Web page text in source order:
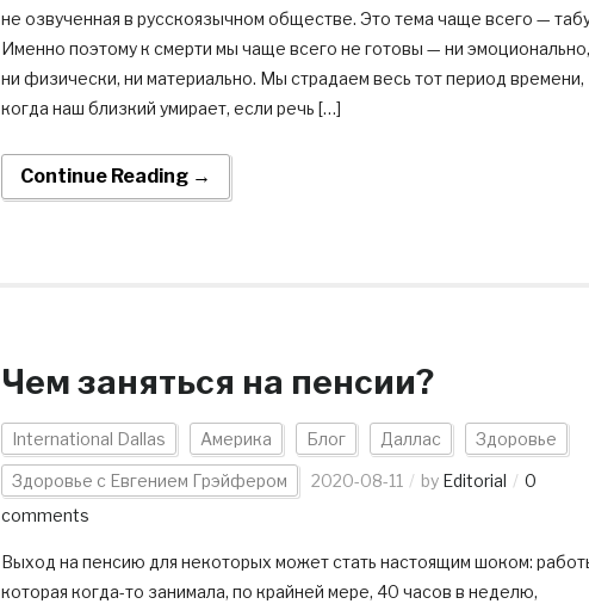
не озвученная в русскоязычном обществе. Это тема чаще всего —
Именно поэтому к смерти мы чаще всего не готовы — ни эмоционально,
ни физически, ни материально. Мы страдаем весь тот период времени,
когда наш близкий умирает, если речь […]
Continue Reading →
Чем заняться на пенсии?
International Dallas Америка Блог Даллас Здоровье
Здоровье с Евгением Грэйфером 2020-08-11 by Editorial
0
comments
Выход на пенсию для некоторых может стать настоящим шоком:
которая когда-то занимала, по крайней мере, 40 часов в неделю,